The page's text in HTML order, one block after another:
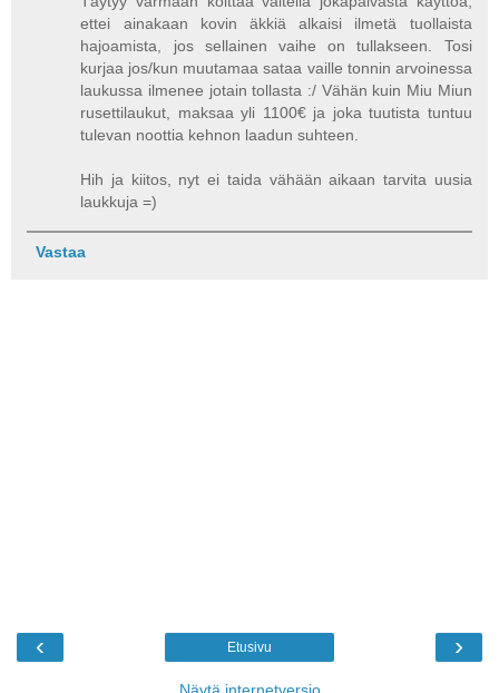
ettei ainakaan kovin äkkiä alkaisi ilmetä tuollaista
hajoamista, jos sellainen vaihe on tullakseen. Tosi
kurjaa jos/kun muutamaa sataa vaille tonnin arvoinessa
laukussa ilmenee jotain tollasta :/ Vähän kuin Miu Miun
rusettilaukut, maksaa yli 1100€ ja joka tuutista tuntuu
tulevan noottia kehnon laadun suhteen.
Hih ja kiitos, nyt ei taida vähään aikaan tarvita uusia
laukkuja =)
Vastaa
‹ ›
Etusivu